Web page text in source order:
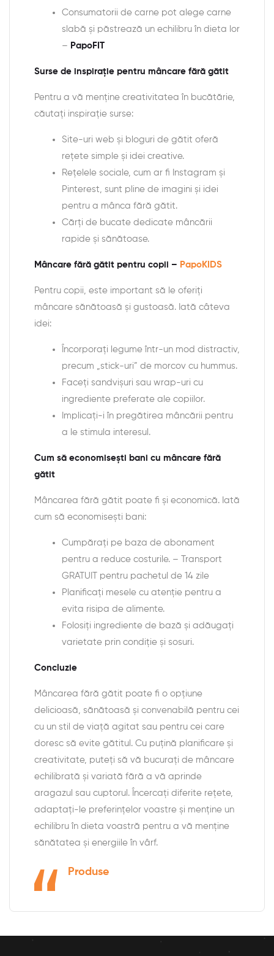
Consumatorii de carne pot alege carne
slabă și păstrează un echilibru în dieta lor
– PapoFIT
Surse de inspirație pentru mâncare fără gătit
Pentru a vă menține creativitatea în bucătărie,
căutați inspirație surse:
Site-uri web și bloguri de gătit oferă
rețete simple și idei creative.
Rețelele sociale, cum ar fi Instagram și
Pinterest, sunt pline de imagini și idei
pentru a mânca fără gătit.
Cărți de bucate dedicate mâncării
rapide și sănătoase.
Mâncare fără gătit pentru copii – PapoKIDS
Pentru copii, este important să le oferiți
mâncare sănătoasă și gustoasă. Iată câteva
idei:
Încorporați legume într-un mod distractiv,
precum „stick-uri” de morcov cu hummus.
Faceți sandvișuri sau wrap-uri cu
ingrediente preferate ale copiilor.
Implicați-i în pregătirea mâncării pentru
a le stimula interesul.
Cum să economisești bani cu mâncare fără
gătit
Mâncarea fără gătit poate fi și economică. Iată
cum să economisești bani:
Cumpărați pe baza de abonament
pentru a reduce costurile. – Transport
GRATUIT pentru pachetul de 14 zile
Planificați mesele cu atenție pentru a
evita risipa de alimente.
Folosiți ingrediente de bază și adăugați
varietate prin condiție și sosuri.
Concluzie
Mâncarea fără gătit poate fi o opțiune
delicioasă, sănătoasă și convenabilă pentru cei
cu un stil de viață agitat sau pentru cei care
doresc să evite gătitul. Cu puțină planificare și
creativitate, puteți să vă bucurați de mâncare
echilibrată și variată fără a vă aprinde
aragazul sau cuptorul. Încercați diferite rețete,
adaptați-le preferințelor voastre și menține un
echilibru în dieta voastră pentru a vă menține
sănătatea și energiile în vârf.
Produse